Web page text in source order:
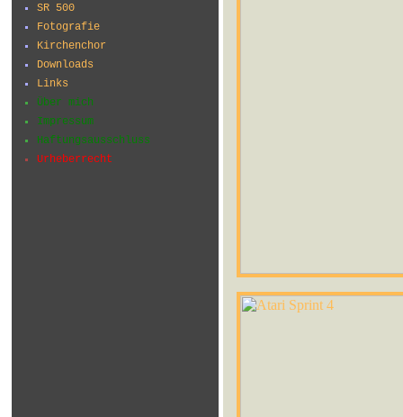
SR 500
Fotografie
Kirchenchor
Downloads
Links
Über mich
Impressum
Haftungsausschluss
Urheberrecht